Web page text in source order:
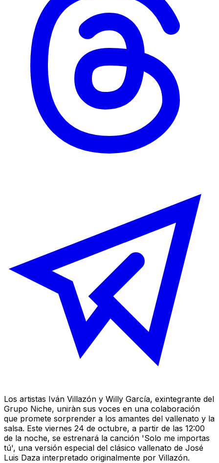
Los artistas Iván Villazón y Willy García, exintegrante del
Grupo Niche, uniràn sus voces en una colaboración
que promete sorprender a los amantes del vallenato y la
salsa. Este viernes 24 de octubre, a partir de las 12:00
de la noche, se estrenará la canción 'Solo me importas
tú', una versión especial del clásico vallenato de José
Luis Daza interpretado originalmente por Villazón.